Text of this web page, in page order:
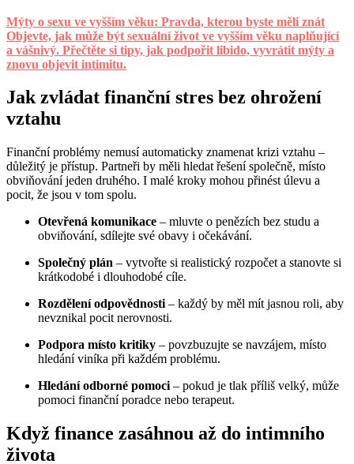
Mýty o sexu ve vyšším věku: Pravda, kterou byste měli znát
Objevte, jak může být sexuální život ve vyšším věku naplňující
a vášnivý. Přečtěte si tipy, jak podpořit libido, vyvrátit mýty a
znovu objevit intimitu.
Jak zvládat finanční stres bez ohrožení
vztahu
Finanční problémy nemusí automaticky znamenat krizi vztahu –
důležitý je přístup. Partneři by měli hledat řešení společně, místo
obviňování jeden druhého. I malé kroky mohou přinést úlevu a
pocit, že jsou v tom spolu.
Otevřená komunikace – mluvte o penězích bez studu a
obviňování, sdílejte své obavy i očekávání.
Společný plán – vytvořte si realistický rozpočet a stanovte si
krátkodobé i dlouhodobé cíle.
Rozdělení odpovědnosti – každý by měl mít jasnou roli, aby
nevznikal pocit nerovnosti.
Podpora místo kritiky – povzbuzujte se navzájem, místo
hledání viníka při každém problému.
Hledání odborné pomoci – pokud je tlak příliš velký, může
pomoci finanční poradce nebo terapeut.
Když finance zasáhnou až do intimního
života